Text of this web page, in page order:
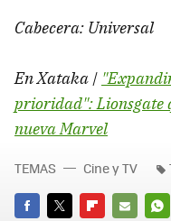
Cabecera: Universal
En Xataka |
prioridad": Lionsgate
nueva Marvel
TEMAS Cine y TV